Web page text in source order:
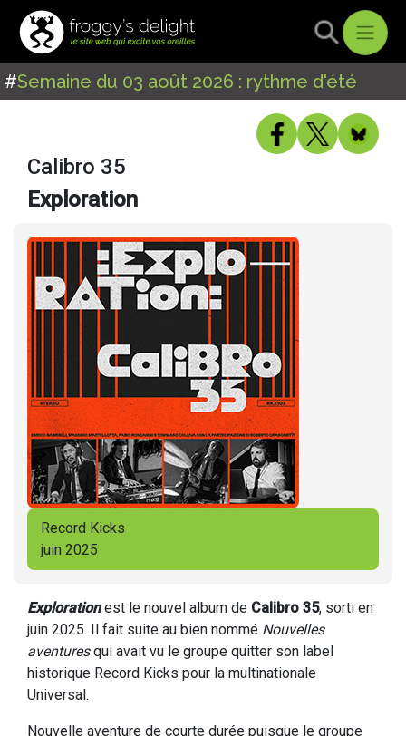
#Semaine du 03 août 2026 : rythme d'été
Calibro 35
Exploration
Record Kicks
juin 2025
Explorationest le nouvel album de Calibro 35, sorti en
juin 2025. Il fait suite au bien nommé Nouvelles
aventuresqui avait vu le groupe quitter son label
historique Record Kicks pour la multinationale
Universal.
Nouvelle aventure de courte durée puisque le groupe